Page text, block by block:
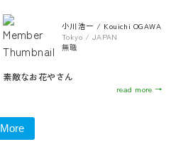
小川浩一 / Kouichi OGAWA
Tokyo / JAPAN
無職
素敵なお花やさん
read more →
More